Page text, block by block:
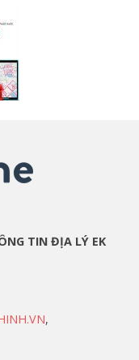
TIN ĐỊA LÝ EK
,